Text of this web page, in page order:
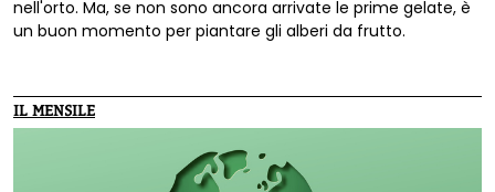
nell'orto. Ma, se non sono ancora arrivate le prime gelate, è
un buon momento per piantare gli alberi da frutto.
IL MENSILE